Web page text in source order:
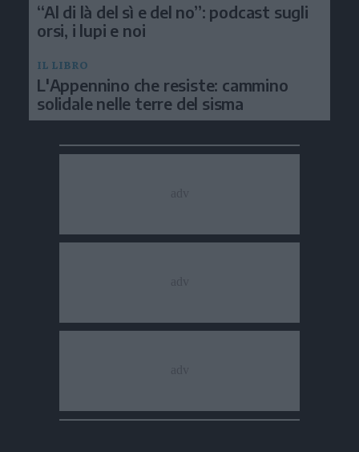
“Al di là del sì e del no”: podcast sugli
orsi, i lupi e noi
IL LIBRO
L'Appennino che resiste: cammino
solidale nelle terre del sisma